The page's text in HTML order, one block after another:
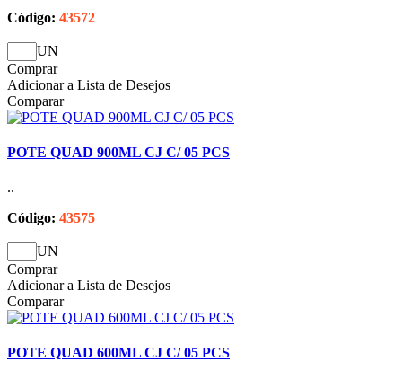
Código: 43572
UN
Comprar
Adicionar a Lista de Desejos
Comparar
POTE QUAD 900ML CJ C/ 05 PCS
..
Código: 43575
UN
Comprar
Adicionar a Lista de Desejos
Comparar
POTE QUAD 600ML CJ C/ 05 PCS